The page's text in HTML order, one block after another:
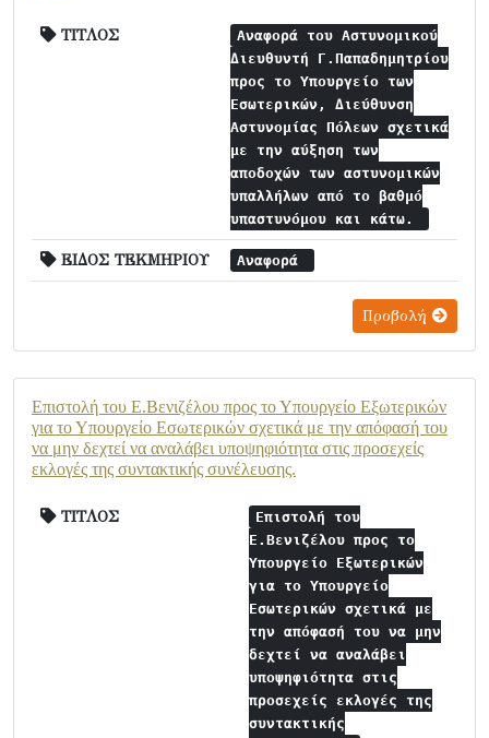
ΤΙΤΛΟΣ
Αναφορά του Αστυνομικού
Διευθυντή Γ.Παπαδημητρίου
προς το Υπουργείο των
Εσωτερικών, Διεύθυνση
Αστυνομίας Πόλεων σχετικά
με την αύξηση των
αποδοχών των αστυνομικών
υπαλλήλων από το βαθμό
υπαστυνόμου και κάτω.
ΕΙΔΟΣ ΤΕΚΜΗΡΙΟΥ Αναφορά
Προβολή
Επιστολή του Ε.Βενιζέλου προς το Υπουργείο Εξωτερικών
για το Υπουργείο Εσωτερικών σχετικά με την απόφασή του
να μην δεχτεί να αναλάβει υποψηφιότητα στις προσεχείς
εκλογές της συντακτικής συνέλευσης.
ΤΙΤΛΟΣ
Επιστολή του
Ε.Βενιζέλου προς το
Υπουργείο Εξωτερικών
για το Υπουργείο
Εσωτερικών σχετικά με
την απόφασή του να μην
δεχτεί να αναλάβει
υποψηφιότητα στις
προσεχείς εκλογές της
συντακτικής